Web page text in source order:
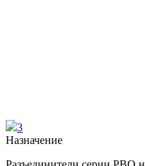
3
Назначение